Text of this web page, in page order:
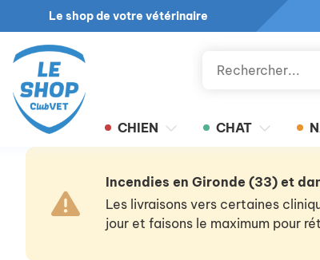
Le shop de votre vétérinaire
CHIEN CHAT
Incendies en Gironde (33) et
Les livraisons vers certaines
jour et faisons le maximum pour